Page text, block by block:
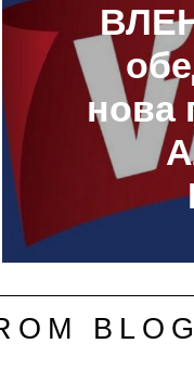
нова
BLOG